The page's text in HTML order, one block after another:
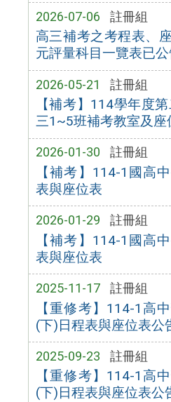
2026-07-06 註冊組
高三補考之考程表、
元評量科目一覽表已
2026-05-21 註冊組
【補考】114學年度
三1~5班補考教室及座
2026-01-30 註冊組
【補考】114-1國高
表與座位表
2026-01-29 註冊組
【補考】114-1國高
表與座位表
2025-11-17 註冊組
【重修考】114-1高
(下)日程表與座位表公
2025-09-23 註冊組
【重修考】114-1高
(下)日程表與座位表公